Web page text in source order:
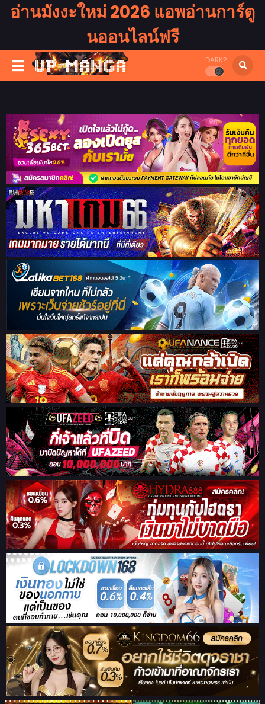
อ่านมังงะใหม่ 2026 แอพอ่านการ์ตู
นออนไลน์ฟรี
DARK?